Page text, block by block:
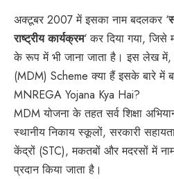
अक्टूबर 2007 में इसका नाम बदलकर ‘
राष्ट्रीय कार्यक्रम‘ कर दिया गया, जिसे
के रूप में भी जाना जाता है। इस लेख
(MDM) Scheme क्या हैं इसके बारे में
MNREGA Yojana Kya Hai?
MDM योजना के तहत सर्व शिक्षा
स्थानीय निकाय स्कूलों, सरकारी
केंद्रों (STC), मकतबों और मदरसों में
प्रदान किया जाता है।